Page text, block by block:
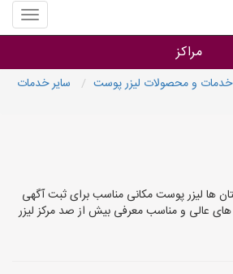
منوی
سایت
پوست
مراکز
خدمات و محصولات لیزر پوست
سایر خدمات
ها لیزر پوست مکانی مناسب برای ثبت آگهی
های عالی و مناسب معرفی بیش از صد مرکز لیزر